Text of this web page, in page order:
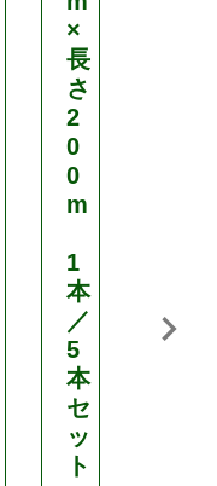
×
長
さ
2
0
0
m
1
本
／
5
本
セ
ッ
ト
太